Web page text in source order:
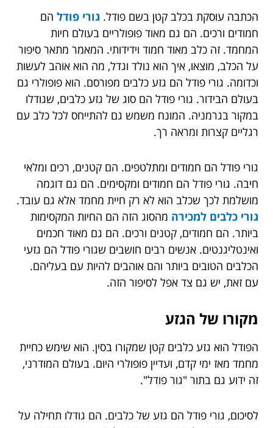
הכתבה עוסקת בכלב קטן בשם פודל. גורי פודל הם
חמודים ורכים. הם גם מאוד פופולריים בעולם חיות
המחמד. זה כלב מאוד חמוד וידידותי. המאמר מתאר סיפור
על הכלב, מוצאו, איך הוא נולד וגדל, מה הוא אוהב לעשות
וכדומה. גורי פודל הם גזע כלבים מפורסם. הוא פופולרי גם
בעולם הבידור. גורי פודל הם סוג של גזע כלבים, שגודלו
במקור בגרמניה. המונח משמש גם להתייחס לכל כלב עם
רגליים קצרות ומראה רך.
גורי פודל הם חמודים ומתלטפים. הם קטנים, רכים ומלאי
חיבה. גורי פודל הם חמודים ומקסימים. הם גם דוגמה
מושלמת לכך שכלב הוא לא רק חיית מחמד אלא גם עובד.
גורי כלבים למכירה מהסוג הזה הם החיות המקסימות
ביותר. הם חמודים, קטנים ורכים. הם גם מאוד חכמים
ואינטליגנטים. אנשים רבים חושבים שגורי פודל הם גזעי
הכלבים הטובים ביותר והם אוהבים להיות עם בעליהם.
עם זאת, יש גם צד אפל לסיפור הזה.
מקורו של הגזע
הפודל הוא גזע כלבים קטן שמקורו בסין. הוא שימש כחיית
מחמד מאז ימי קדם, ועדיין פופולרי היום. בעולם המודרני,
זה ידוע גם בתור "גור פודל".
לסיכום, גורי פודל הם גזע של כלבים. הם גודלו תחילה על